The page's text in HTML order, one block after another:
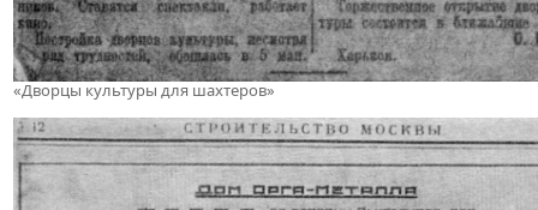
«Дворцы культуры для шахтеров»